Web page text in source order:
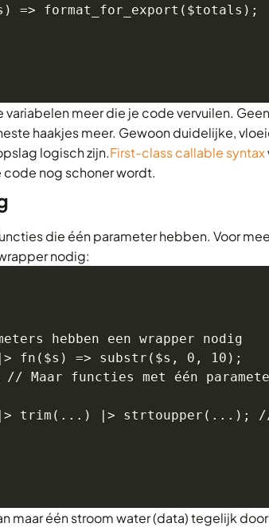
=> format_for_export($totals);
meer die je code vervuilen. Geen
haakjes meer. Gewoon duidelijke,
logisch zijn.First-class callable syntax
nog schoner wordt.
die één parameter hebben. Voor
nodig:
hebben een wrapper nodig
fn($s) => substr($s, 0, 10);
Maar functies met één
|> trim(...) |> strtoupper(...); //
maar één stroom water (data) tegelijk